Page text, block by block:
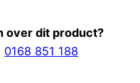
over dit product?
0168 851 188